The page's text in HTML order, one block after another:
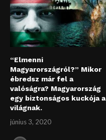
“Elmenni
Magyarországról?” Mikor
ébredsz már fel a
valóságra? Magyarország
egy biztonságos kuckója a
világnak.
június 3, 2020